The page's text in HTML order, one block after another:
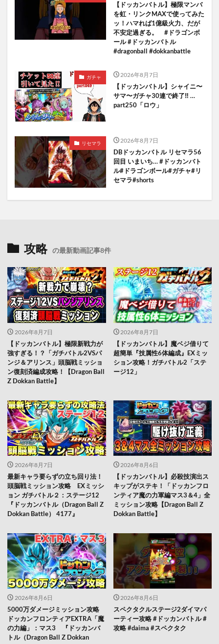
【ドッカンバトル】極限マンバ
を虹・リンクMAXで使ってみた
ッ！ハマれば1億級火力、だが
不安定過ぎる。 #ドラゴンボ
ール #ドッカンバトル
#dragonball #dokkanbattle
ガチャ 2026年8月7日
【ドッカンバトル】シャイニ〜
サマ〜ガチャ30連で終了‼︎ …
part250「ロウ」
リセマラ 2026年8月7日
DBドッカンバトル リセマラ56
回目 いまいち… #ドッカンバト
ル#ドラゴンボール#ガチャ#リ
セマラ#shorts
攻略 の最新動画記事8件
2026年8月7日
【ドッカンバトル】極限新戦力が
強すぎる！？「ガチバトル2VSパ
ンジ＆アリンス」頭脳戦ミッショ
ン復刻済編成攻略！【Dragon Ball
Z Dokkan Battle】
2026年8月7日
【ドッカンバトル】魔ベジ借りて
超簡単『技属性6体編成』EXミッ
ション攻略！ガチバトル2「ステ
ージ12」
2026年8月7日
最新キャラ要らずの立ち回り法！
頭脳戦ミッション攻略 EXミッシ
ョン ガチバトル２：ステージ12
『ドッカンバトル（Dragon Ball Z
Dokkan Battle） 4177』
2026年8月6日
【ドッカンバトル】必殺技演出ス
キップがステキ！「ドッカンフロ
ンティア魔の力軍編マス3＆4」全
ミッション攻略【Dragon Ball Z
Dokkan Battle】
2026年8月6日
5000万ダメージミッション攻略
ドッカンフロンティアEXTRA「魔
の力編」：マス3 『ドッカンバ
トル（Dragon Ball Z Dokkan
2026年8月6日
スペクタクルステージ2ダイマパ
ーティー攻略 #ドッカンバトル #
攻略 #daima #スペクタク